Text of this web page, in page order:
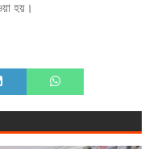
হয়।